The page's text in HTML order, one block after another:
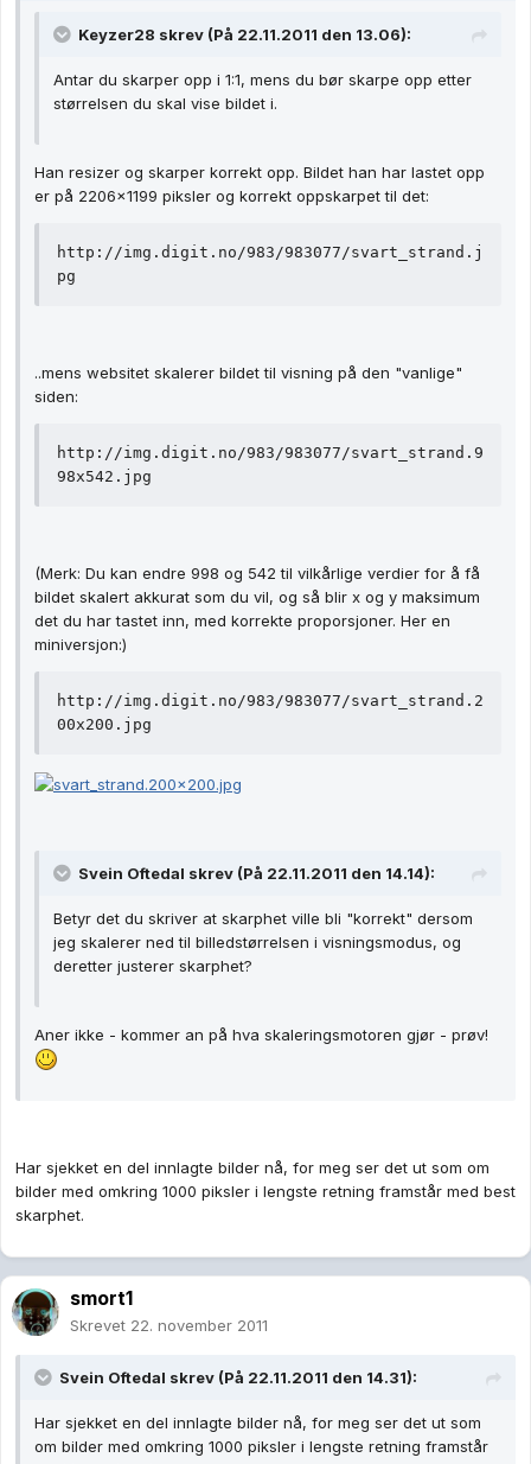
Keyzer28 skrev (På 22.11.2011 den 13.06):
Antar du skarper opp i 1:1, mens du bør skarpe opp etter
størrelsen du skal vise bildet i.
Han resizer og skarper korrekt opp. Bildet han har lastet opp
er på 2206x1199 piksler og korrekt oppskarpet til det:
http://img.digit.no/983/983077/svart_strand.j
pg
..mens websitet skalerer bildet til visning på den "vanlige"
siden:
http://img.digit.no/983/983077/svart_strand.9
98x542.jpg
(Merk: Du kan endre 998 og 542 til vilkårlige verdier for å få
bildet skalert akkurat som du vil, og så blir x og y maksimum
det du har tastet inn, med korrekte proporsjoner. Her en
miniversjon:)
http://img.digit.no/983/983077/svart_strand.2
00x200.jpg
Svein Oftedal skrev (På 22.11.2011 den 14.14):
Betyr det du skriver at skarphet ville bli "korrekt" dersom
jeg skalerer ned til billedstørrelsen i visningsmodus, og
deretter justerer skarphet?
Aner ikke - kommer an på hva skaleringsmotoren gjør - prøv!
Har sjekket en del innlagte bilder nå, for meg ser det ut som om
bilder med omkring 1000 piksler i lengste retning framstår med best
skarphet.
smort1
Skrevet 22. november 2011
Svein Oftedal skrev (På 22.11.2011 den 14.31):
Har sjekket en del innlagte bilder nå, for meg ser det ut som
om bilder med omkring 1000 piksler i lengste retning framstår